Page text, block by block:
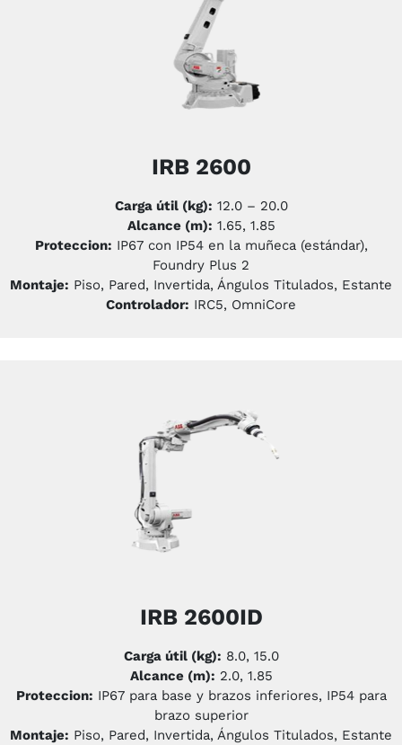
IRB 2600
Carga útil (kg): 12.0 – 20.0
Alcance (m): 1.65, 1.85
Proteccion: IP67 con IP54 en la muñeca (estándar),
Foundry Plus 2
Montaje: Piso, Pared, Invertida, Ángulos Titulados, Estante
Controlador: IRC5, OmniCore
IRB 2600ID
Carga útil (kg): 8.0, 15.0
Alcance (m): 2.0, 1.85
Proteccion: IP67 para base y brazos inferiores, IP54 para
brazo superior
Montaje: Piso, Pared, Invertida, Ángulos Titulados, Estante